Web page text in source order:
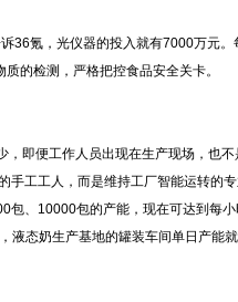
36氪，光仪器的投入就有7000万元。
的检测，严格把控食品安全关卡。
即便工作人员出现在生产现场，也
手工工人，而是维持工厂智能运转的
包、10000包的产能，现在可达到每
液态奶生产基地的罐装车间单日产能